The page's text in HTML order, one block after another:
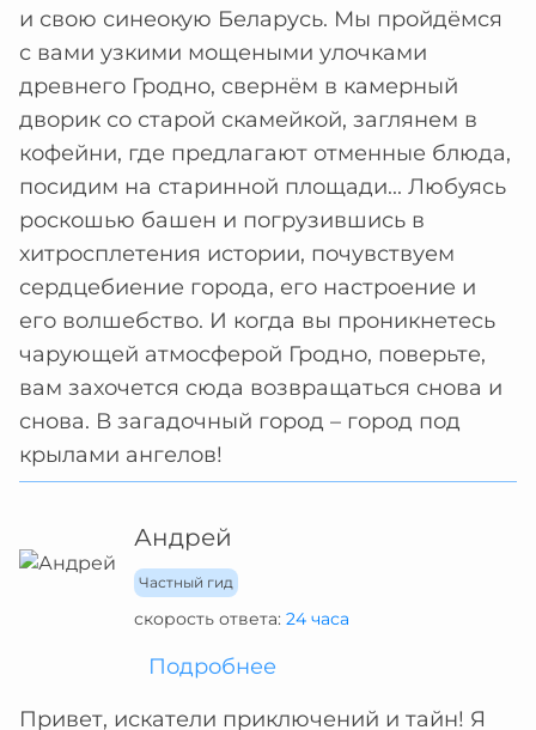
и свою синеокую Беларусь. Мы пройдёмся
с вами узкими мощеными улочками
древнего Гродно, свернём в камерный
дворик со старой скамейкой, заглянем в
кофейни, где предлагают отменные блюда,
посидим на старинной площади... Любуясь
роскошью башен и погрузившись в
хитросплетения истории, почувствуем
сердцебиение города, его настроение и
его волшебство. И когда вы проникнетесь
чарующей атмосферой Гродно, поверьте,
вам захочется сюда возвращаться снова и
снова. В загадочный город – город под
крылами ангелов!
Андрей
Частный гид
скорость ответа: 24 часа
Подробнее
Привет, искатели приключений и тайн! Я